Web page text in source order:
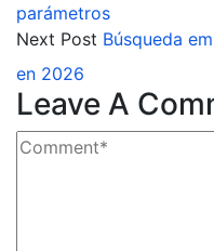
parámetros
Next Post Búsqueda
en 2026
Leave A